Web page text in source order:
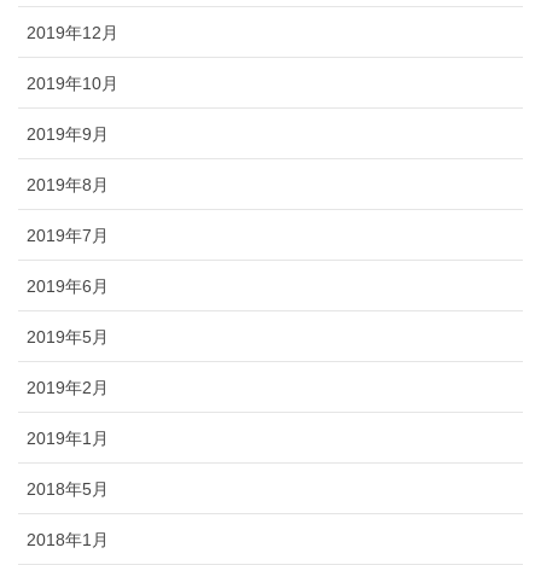
2019年12月
2019年10月
2019年9月
2019年8月
2019年7月
2019年6月
2019年5月
2019年2月
2019年1月
2018年5月
2018年1月